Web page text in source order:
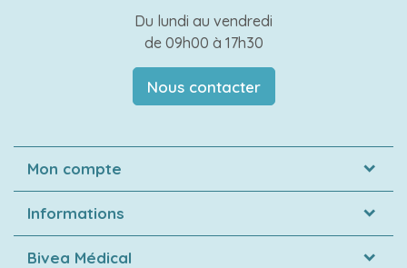
Du lundi au vendredi
de 09h00 à 17h30
Nous contacter
Mon compte
Informations
Bivea Médical